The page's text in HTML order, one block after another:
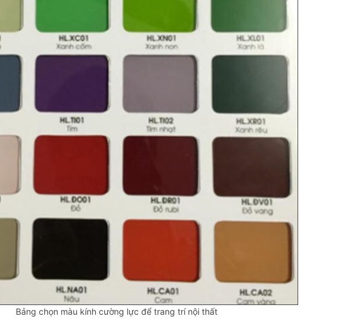
Bảng chọn màu kính cường lực để trang trí nội thất